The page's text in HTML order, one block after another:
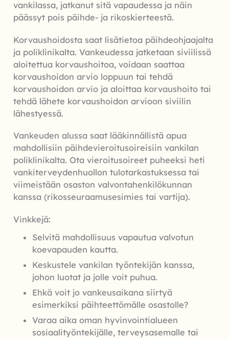
vankilassa, jatkanut sitä vapaudessa ja näin
päässyt pois päihde- ja rikoskierteestä.
Korvaushoidosta saat lisätietoa päihdeohjaajalta
ja poliklinikalta. Vankeudessa jatketaan siviilissä
aloitettua korvaushoitoa, voidaan saattaa
korvaushoidon arvio loppuun tai tehdä
korvaushoidon arvio ja aloittaa korvaushoito tai
tehdä lähete korvaushoidon arvioon siviilin
lähestyessä.
Vankeuden alussa saat lääkinnällistä apua
mahdollisiin päihdevieroitusoireisiin vankilan
poliklinikalta. Ota vieroitusoireet puheeksi heti
vankiterveydenhuollon tulotarkastuksessa tai
viimeistään osaston valvontahenkilökunnan
kanssa (rikosseuraamusesimies tai vartija).
Vinkkejä:
Selvitä mahdollisuus vapautua valvotun
koevapauden kautta.
Keskustele vankilan työntekijän kanssa,
johon luotat ja jolle voit puhua.
Ehkä voit jo vankeusaikana siirtyä
esimerkiksi päihteettömälle osastolle?
Varaa aika oman hyvinvointialueen
sosiaalityöntekijälle, terveysasemalle tai